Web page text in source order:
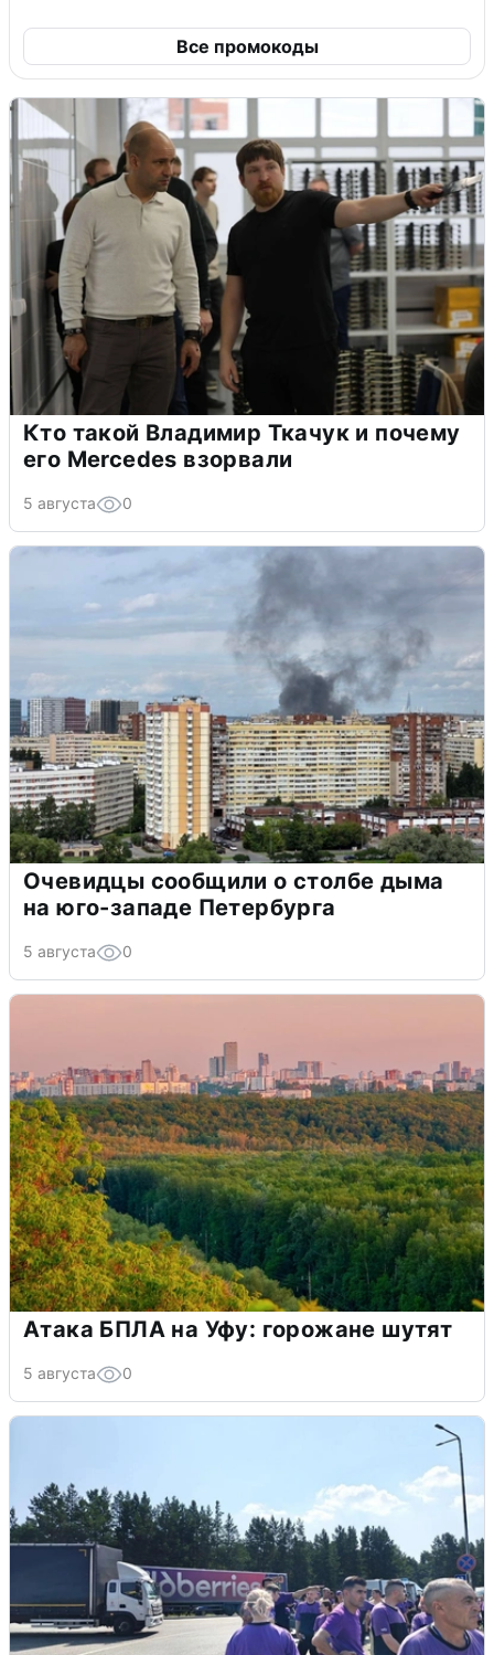
Все промокоды
Кто такой Владимир Ткачук и почему
его Mercedes взорвали
5 августа 0
Очевидцы сообщили о столбе дыма
на юго-западе Петербурга
5 августа 0
Атака БПЛА на Уфу: горожане шутят
5 августа 0